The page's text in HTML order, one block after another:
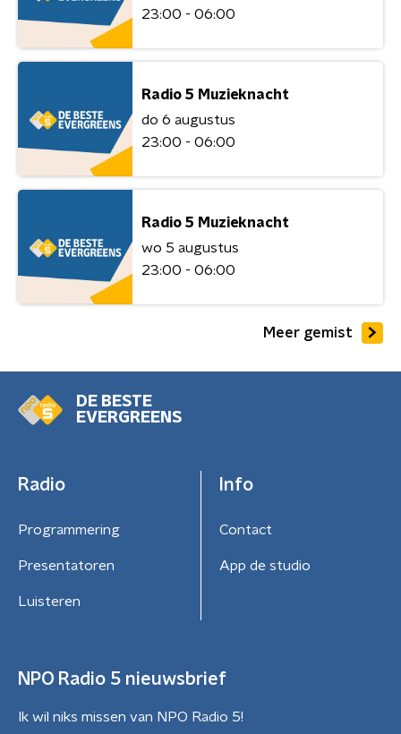
23:00 - 06:00
Radio 5 Muzieknacht
do 6 augustus
23:00 - 06:00
Radio 5 Muzieknacht
wo 5 augustus
23:00 - 06:00
Meer gemist
DE BESTE
EVERGREENS
Radio
Programmering
Presentatoren
Luisteren
Info
Contact
App de studio
NPO Radio 5 nieuwsbrief
Ik wil niks missen van NPO Radio 5!